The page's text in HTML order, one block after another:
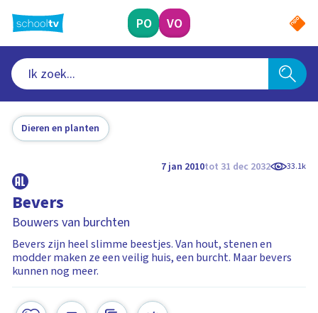
naar
hoofdinhoud
PO VO
Dieren en planten
7 jan 2010tot 31 dec 2032 33.1k
Bevers
Bouwers van burchten
Bevers zijn heel slimme beestjes. Van hout, stenen en
modder maken ze een veilig huis, een burcht. Maar bevers
kunnen nog meer.